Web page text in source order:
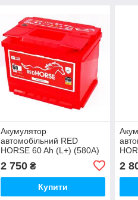
Акумулятор
автомобільний RED
HORSE 60 Ah (L+) (580А)
2 750₴
Купити
2